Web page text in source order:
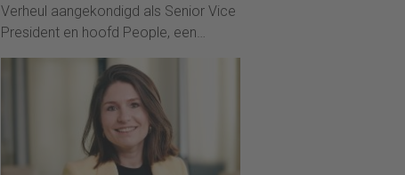
Verheul aangekondigd als Senior Vice
President en hoofd People, een
sleutelrol in het versnellen van de
organisatiecultuur en de integratie van
Klaxoon. Met meer dan 25 jaar
ervaring in HR-leiderschap, zal Verheul
Wrike’s wereldklasse team versterken
en de toekomst van werkbeheer